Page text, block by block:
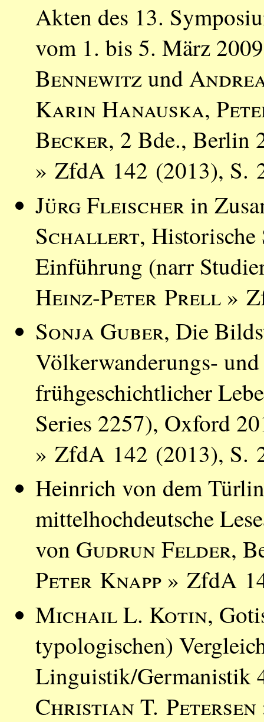
Akten des 13.
vom 1. bis 5. März
Bennewitzund
Karin Hanauska,
Becker, 2 Bde., Berlin
» ZfdA 142 (2013), S.
Jürg Fleischerin
Schallert, Historische
Einführung (narr
Heinz-Peter Prell »
Sonja Guber, Die
Völkerwanderungs-
frühgeschichtlicher
Series 2257), Oxford
» ZfdA 142 (2013), S.
Heinrich von dem
mittelhochdeutsche
von Gudrun Felder,
Peter Knapp » ZfdA
Michail L. Kotin,
typologischen)
Linguistik/Germanistik
Christian T. Petersen